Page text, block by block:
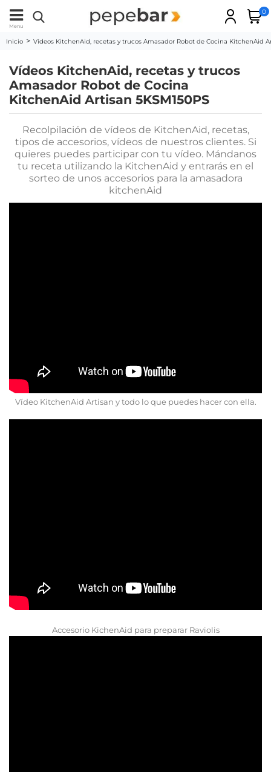
Menu
0
Inicio Vídeos KitchenAid, recetas y trucos Amasador Robot de Cocina KitchenAid
Vídeos KitchenAid, recetas y trucos
Amasador Robot de Cocina
KitchenAid Artisan 5KSM150PS
Recolpilación de vídeos de KitchenAid, recetas,
tipos de accesorios, vídeos de nuestros clientes. Si
quieres puedes participar con tu vídeo. Mándanos
tu receta utilizando la KitchenAid y entrarás en el
sorteo de unos accesorios para la amasadora
kitchenAid
Vídeo KitchenAid Artisan y todo lo que puedes hacer con ella.
Accesorio KichenAid para preparar Raviolis